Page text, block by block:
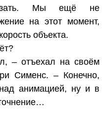
Мы ещё не
на этот момент,
объекта.
– отъехал на своём
Сименс. – Конечно,
анимацией, ну и в